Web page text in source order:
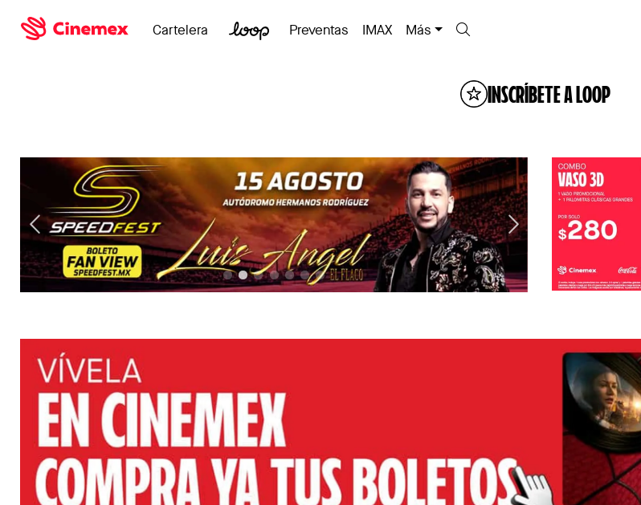
Cartelera Preventas IMAX Más
INSCRÍBETE A LOOP